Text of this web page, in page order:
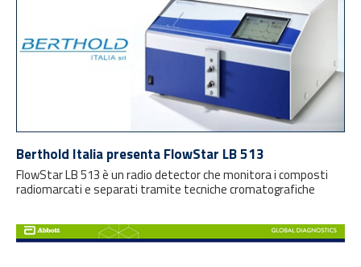
Berthold Italia presenta FlowStar LB 513
FlowStar LB 513 è un radio detector che monitora i composti
radiomarcati e separati tramite tecniche cromatografiche